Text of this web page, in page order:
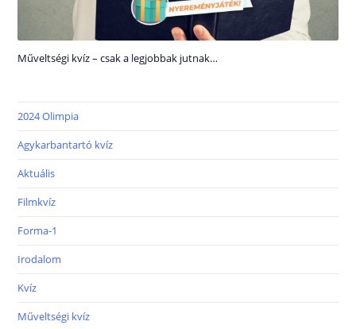
Műveltségi kvíz – csak a legjobbak jutnak…
2024 Olimpia
Agykarbantartó kvíz
Aktuális
Filmkvíz
Forma-1
Irodalom
Kvíz
Műveltségi kvíz